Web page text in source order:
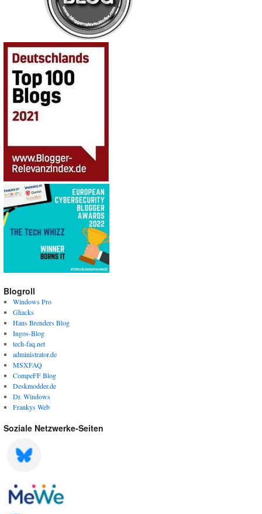
Blogroll
Windows Pro
Ghacks
Hans Brenders Blog
Ingos-Blog
tech-faq.net
administrator.de
MSXFAQ
CompeFF Blog
Deskmodder.de
Dr. Windows
Frankys Web
Soziale Netzwerke-Seiten